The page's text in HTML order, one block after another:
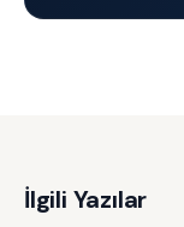
İlgili Yazılar